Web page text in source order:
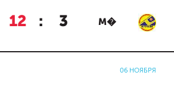
12 : 3 М�
06 НОЯБРЯ